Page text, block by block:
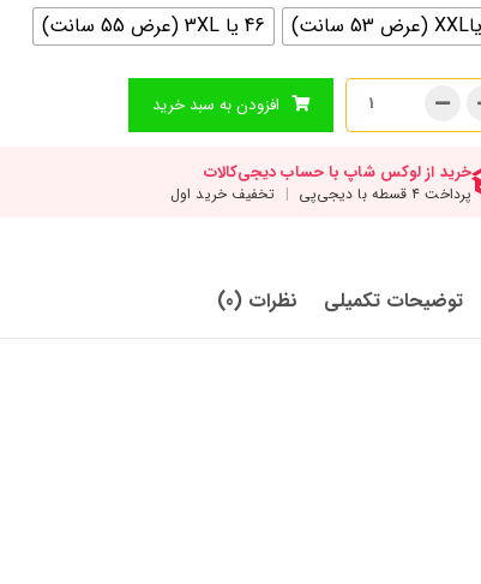
46 یا 3XL (عرض 55 سانت)
افزودن به سبد خرید
توضیحات تکمیلی نظرات (0)